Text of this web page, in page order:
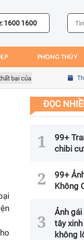
1600 1600
PHONG THỦY
Bồ Đào Nha Sai
ĐỌC
99+
chibi
99+
Không
Ảnh gái
tây
không